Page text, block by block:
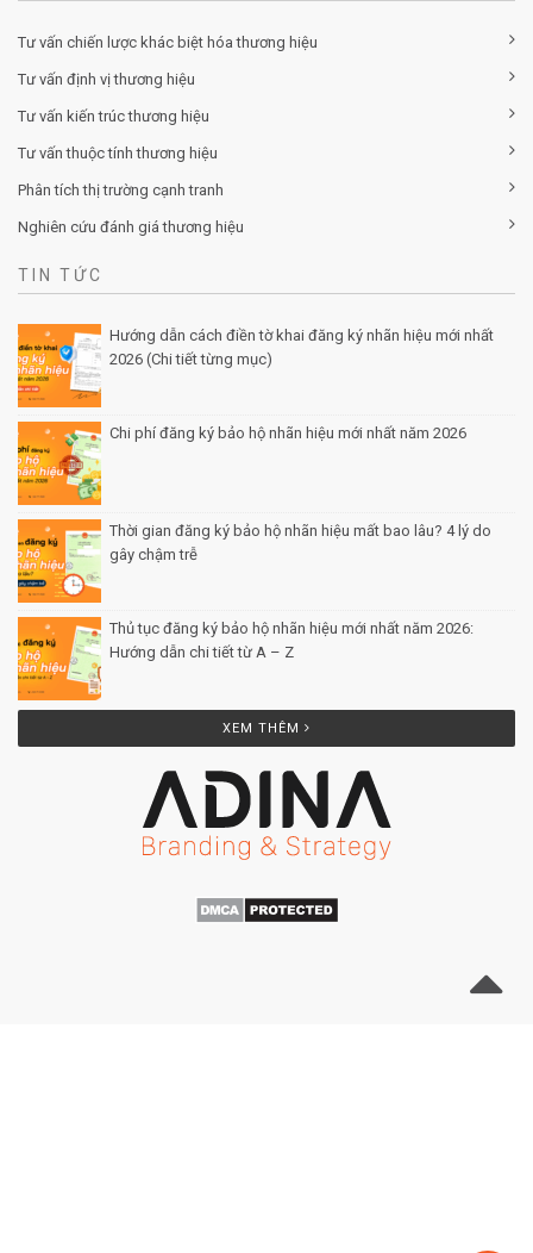
Tư vấn chiến lược khác biệt hóa thương hiệu
Tư vấn định vị thương hiệu
Tư vấn kiến trúc thương hiệu
Tư vấn thuộc tính thương hiệu
Phân tích thị trường cạnh tranh
Nghiên cứu đánh giá thương hiệu
TIN TỨC
Hướng dẫn cách điền tờ khai đăng ký nhãn hiệu mới nhất
2026 (Chi tiết từng mục)
Chi phí đăng ký bảo hộ nhãn hiệu mới nhất năm 2026
Thời gian đăng ký bảo hộ nhãn hiệu mất bao lâu? 4 lý do
gây chậm trễ
Thủ tục đăng ký bảo hộ nhãn hiệu mới nhất năm 2026:
Hướng dẫn chi tiết từ A – Z
XEM THÊM